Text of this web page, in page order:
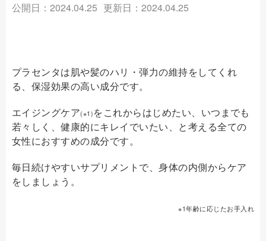
公開日：2024.04.25 更新日：2024.04.25
プラセンタは肌や髪のハリ・弾力の維持をしてくれ
る、保湿効果の高い成分です。
エイジングケア(※1) をこれからはじめたい、いつまでも
若々しく、健康的にキレイでいたい、と考える全ての
女性におすすめの成分です。
毎日続けやすいサプリメントで、身体の内側からケア
をしましょう。
※1年齢に応じたお手入れ